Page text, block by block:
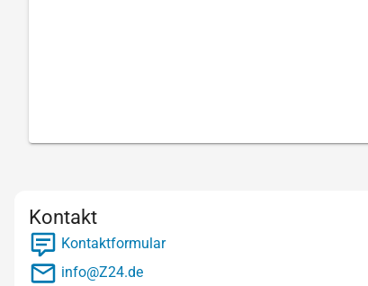
Kontakt
Kontaktformular
info@Z24.de